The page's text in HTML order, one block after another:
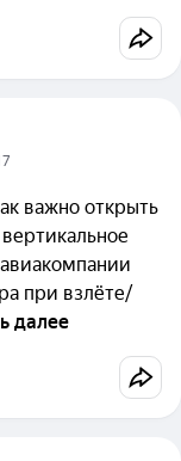
важно открыть
при взлёте/
далее